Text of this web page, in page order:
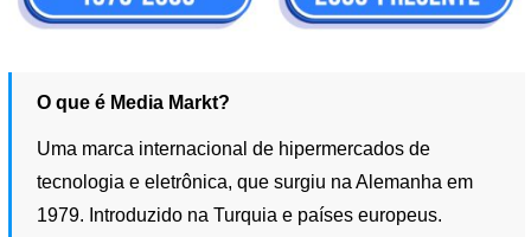
O que é Media Markt?
Uma marca internacional de hipermercados de
tecnologia e eletrônica, que surgiu na Alemanha em
1979. Introduzido na Turquia e países europeus.